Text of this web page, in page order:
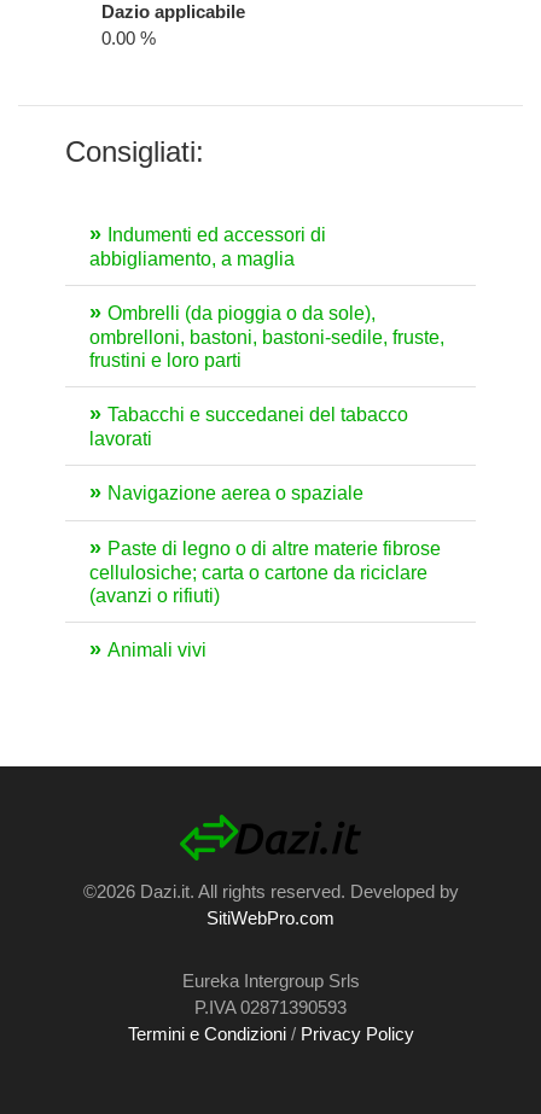
Dazio applicabile
0.00 %
Consigliati:
Indumenti ed accessori di
abbigliamento, a maglia
Ombrelli (da pioggia o da sole),
ombrelloni, bastoni, bastoni-sedile, fruste,
frustini e loro parti
Tabacchi e succedanei del tabacco
lavorati
Navigazione aerea o spaziale
Paste di legno o di altre materie fibrose
cellulosiche; carta o cartone da riciclare
(avanzi o rifiuti)
Animali vivi
©2026 Dazi.it. All rights reserved. Developed by
SitiWebPro.com
Eureka Intergroup Srls
P.IVA 02871390593
Termini e Condizioni/ Privacy Policy